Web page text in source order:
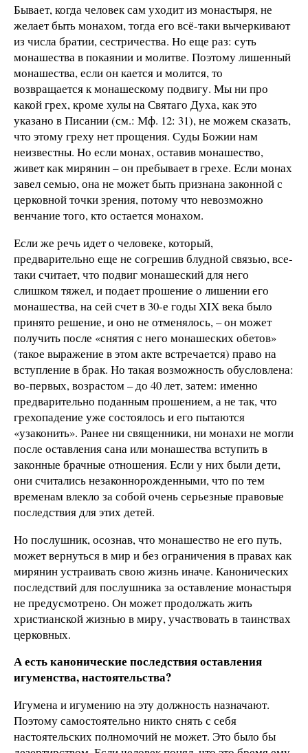
Бывает, когда человек сам уходит из монастыря, не
желает быть монахом, тогда его всё-таки вычеркивают
из числа братии, сестричества. Но еще раз: суть
монашества в покаянии и молитве. Поэтому лишенный
монашества, если он кается и молится, то
возвращается к монашескому подвигу. Мы ни про
какой грех, кроме хулы на Святаго Духа, как это
указано в Писании (см.: Мф. 12: 31), не можем сказать,
что этому греху нет прощения. Суды Божии нам
неизвестны. Но если монах, оставив монашество,
живет как мирянин – он пребывает в грехе. Если монах
завел семью, она не может быть признана законной с
церковной точки зрения, потому что невозможно
венчание того, кто остается монахом.
Если же речь идет о человеке, который,
предварительно еще не согрешив блудной связью, все-
таки считает, что подвиг монашеский для него
слишком тяжел, и подает прошение о лишении его
монашества, на сей счет в 30-е годы XIX века было
принято решение, и оно не отменялось, – он может
получить после «снятия с него монашеских обетов»
(такое выражение в этом акте встречается) право на
вступление в брак. Но такая возможность обусловлена:
во-первых, возрастом – до 40 лет, затем: именно
предварительно поданным прошением, а не так, что
грехопадение уже состоялось и его пытаются
«узаконить». Ранее ни священники, ни монахи не могли
после оставления сана или монашества вступить в
законные брачные отношения. Если у них были дети,
они считались незаконнорожденными, что по тем
временам влекло за собой очень серьезные правовые
последствия для этих детей.
Но послушник, осознав, что монашество не его путь,
может вернуться в мир и без ограничения в правах как
мирянин устраивать свою жизнь иначе. Канонических
последствий для послушника за оставление монастыря
не предусмотрено. Он может продолжать жить
христианской жизнью в миру, участвовать в таинствах
церковных.
А есть канонические последствия оставления
игуменства, настоятельства?
Игумена и игумению на эту должность назначают.
Поэтому самостоятельно никто снять с себя
настоятельских полномочий не может. Это было бы